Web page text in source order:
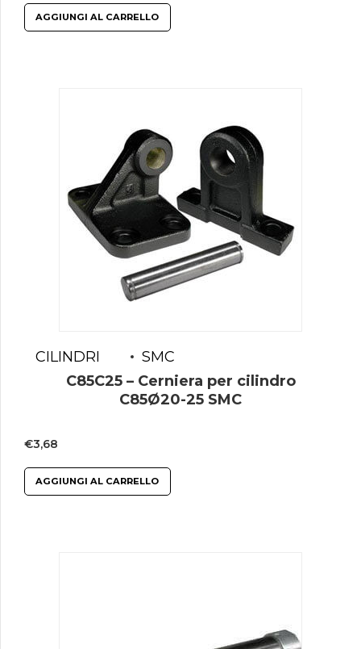
AGGIUNGI AL CARRELLO
CILINDRI
SMC
C85C25 – Cerniera per cilindro
C85Ø20-25 SMC
€3,68
AGGIUNGI AL CARRELLO